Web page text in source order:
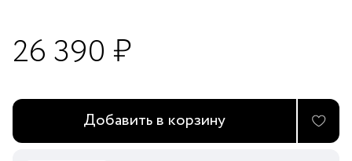
26 390 ₽
Добавить в корзину